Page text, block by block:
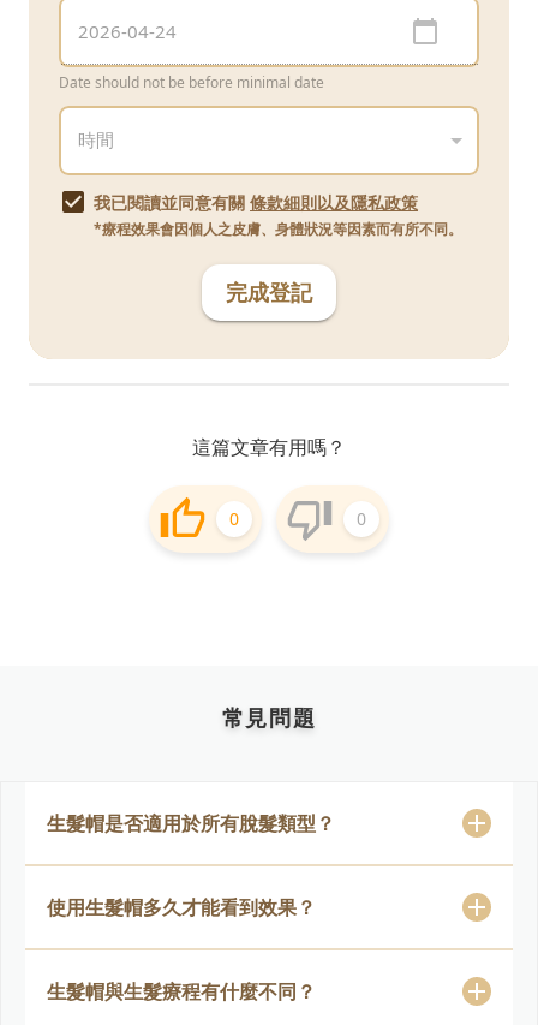
Date should not be before minimal date
我已閱讀並同意有關 條款細則以及隱私政策
*療程效果會因個人之皮膚、身體狀況等因素而有所不同。
完成登記
這篇文章有用嗎？
0 0
常見問題
生髮帽是否適用於所有脫髮類型？
使用生髮帽多久才能看到效果？
生髮帽與生髮療程有什麼不同？